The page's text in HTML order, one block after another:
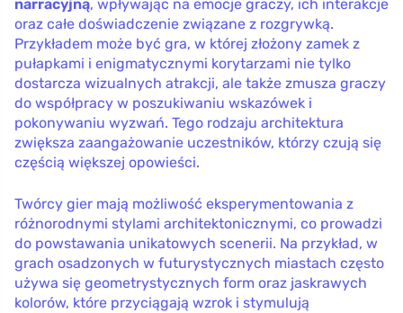
narracyjną, wpływając na emocje graczy, ich interakcje
oraz całe doświadczenie związane z rozgrywką.
Przykładem może być gra, w której złożony zamek z
pułapkami i enigmatycznymi korytarzami nie tylko
dostarcza wizualnych atrakcji, ale także zmusza graczy
do współpracy w poszukiwaniu wskazówek i
pokonywaniu wyzwań. Tego rodzaju architektura
zwiększa zaangażowanie uczestników, którzy czują się
częścią większej opowieści.
Twórcy gier mają możliwość eksperymentowania z
różnorodnymi stylami architektonicznymi, co prowadzi
do powstawania unikatowych scenerii. Na przykład, w
grach osadzonych w futurystycznych miastach często
używa się geometrystycznych form oraz jaskrawych
kolorów, które przyciągają wzrok i stymulują